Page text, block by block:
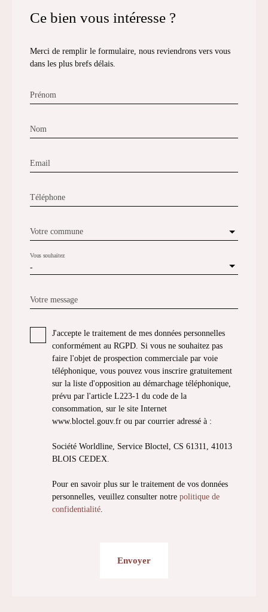
Ce bien vous intéresse ?
Merci de remplir le formulaire, nous reviendrons vers vous
dans les plus brefs délais.
Prénom
Nom
Email
Téléphone
Votre commune
-
Vous souhaitez
Votre message
J'accepte le traitement de mes données personnelles
conformément au RGPD. Si vous ne souhaitez pas
faire l'objet de prospection commerciale par voie
téléphonique, vous pouvez vous inscrire gratuitement
sur la liste d'opposition au démarchage téléphonique,
prévu par l'article L223-1 du code de la
consommation, sur le site Internet
www.bloctel.gouv.fr ou par courrier adressé à :
Société Worldline, Service Bloctel, CS 61311, 41013
BLOIS CEDEX.
Pour en savoir plus sur le traitement de vos données
personnelles, veuillez consulter notre politique de
confidentialité
Envoyer